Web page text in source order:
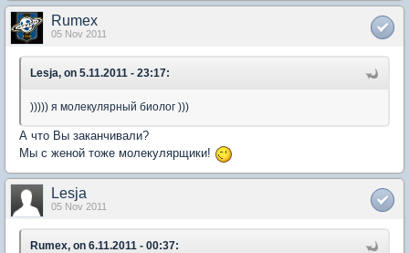
Rumex
05 Nov 2011
Lesja, on 5.11.2011 - 23:17:
))))) я молекулярный биолог )))
А что Вы заканчивали?
Мы с женой тоже молекулярщики!
Lesja
05 Nov 2011
Rumex, on 6.11.2011 - 00:37: